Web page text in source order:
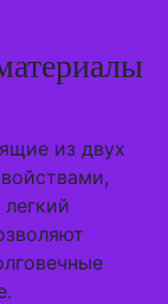
из двух